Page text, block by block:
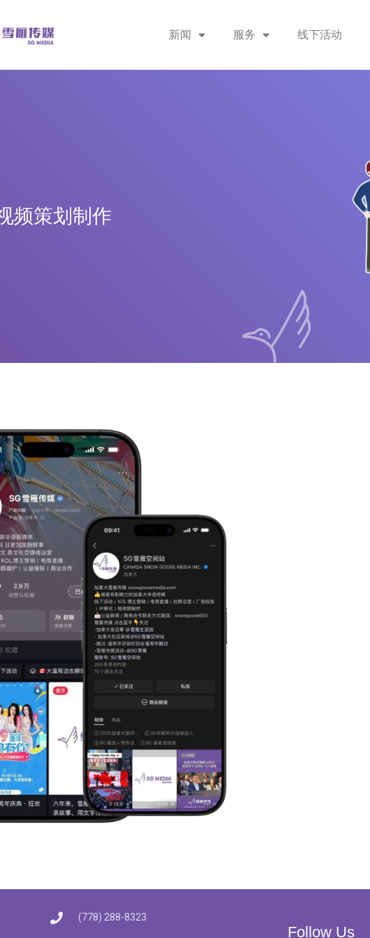
新闻 服务 线下活动
频策划制作
(778) 288-8323
Follow Us